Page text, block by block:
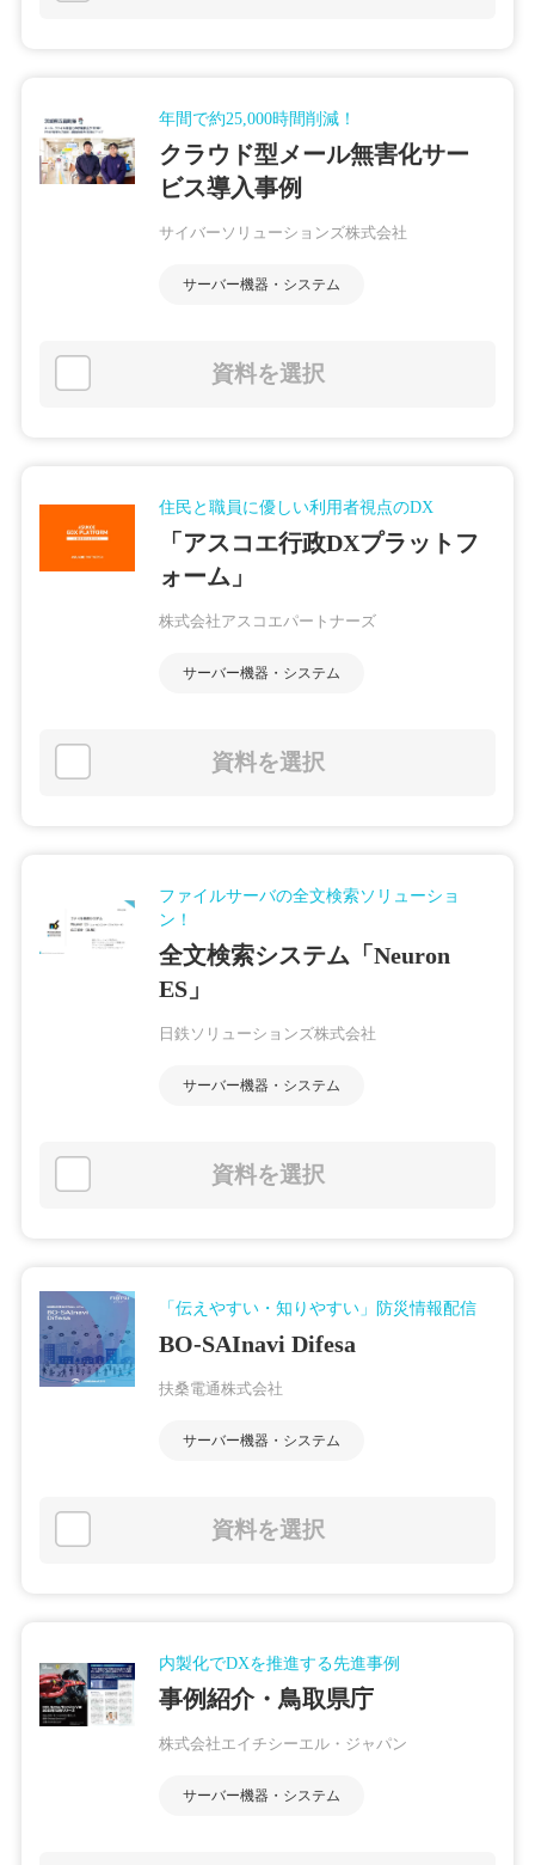
年間で約25,000時間削減！
クラウド型メール無害化サー
ビス導入事例
サイバーソリューションズ株式会社
サーバー機器・システム
資料を選択
住民と職員に優しい利用者視点のDX
「アスコエ行政DXプラットフ
ォーム」
株式会社アスコエパートナーズ
サーバー機器・システム
資料を選択
ファイルサーバの全文検索ソリューショ
ン！
全文検索システム「Neuron
ES」
日鉄ソリューションズ株式会社
サーバー機器・システム
資料を選択
「伝えやすい・知りやすい」防災情報配信
BO-SAInavi Difesa
扶桑電通株式会社
サーバー機器・システム
資料を選択
内製化でDXを推進する先進事例
事例紹介・鳥取県庁
株式会社エイチシーエル・ジャパン
サーバー機器・システム